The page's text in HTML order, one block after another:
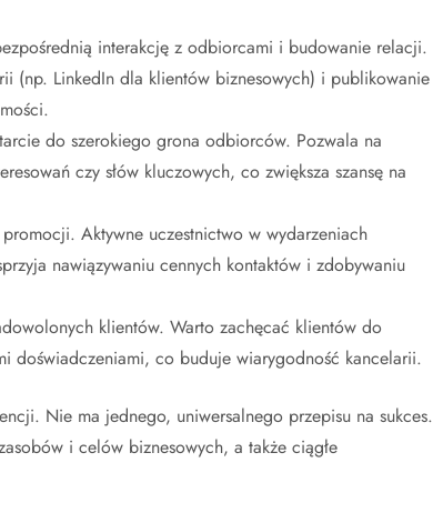
interakcję z odbiorcami i budowanie relacji.
(np. LinkedIn dla klientów biznesowych) i publikowanie
do szerokiego grona odbiorców. Pozwala na
czy słów kluczowych, co zwiększa szansę na
Aktywne uczestnictwo w wydarzeniach
nawiązywaniu cennych kontaktów i zdobywaniu
klientów. Warto zachęcać klientów do
doświadczeniami, co buduje wiarygodność kancelarii.
Nie ma jednego, uniwersalnego przepisu na sukces.
i celów biznesowych, a także ciągłe